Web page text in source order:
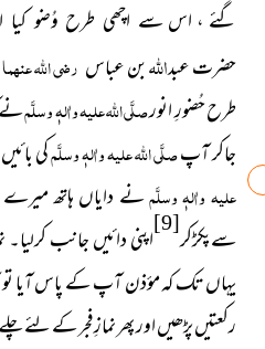
گئے ، اسسے اچھی طرح وُضو کیا
حضرتعبداللہبن عباس رضی اللہ عنہما
طرح حُضورِ انورصلَّی اللہ علیہ واٰلہٖ وسلَّمنے
جاکر آپصلَّی اللہ علیہ واٰلہٖ وسلَّمکی
علیہ واٰلہٖ وسلَّمنے دایاں ہاتھ میرے
سےپکڑکر[9]اپنی دائیں جانب
یہاں تک کہ مؤذن آپ کے پاس آیا
رکعتیں پڑھیں اور پھر نمازِ فجر کے لئے